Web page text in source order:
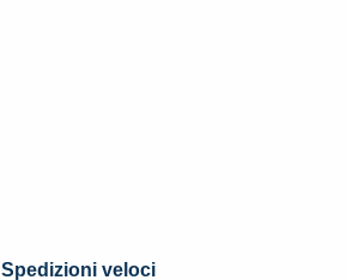
Spedizioni veloci